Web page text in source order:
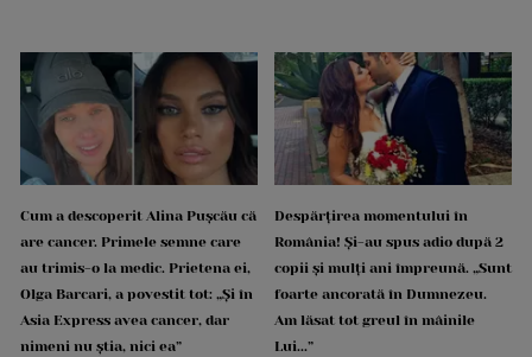
Cum a descoperit Alina Pușcău că
are cancer. Primele semne care
au trimis-o la medic. Prietena ei,
Olga Barcari, a povestit tot: „Și în
Asia Express avea cancer, dar
nimeni nu știa, nici ea”
Despărțirea momentului în
România! Și-au spus adio după 2
copii și mulți ani împreună. „Sunt
foarte ancorată în Dumnezeu.
Am lăsat tot greul în mâinile
Lui...”